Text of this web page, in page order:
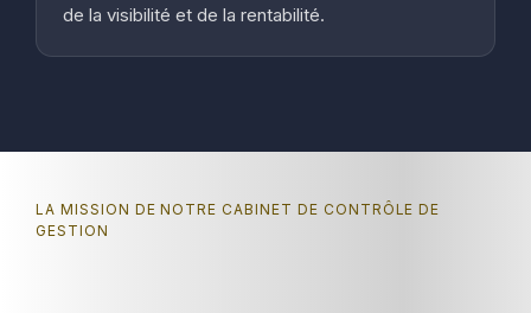
de la visibilité et de la rentabilité.
LA MISSION DE NOTRE CABINET DE CONTRÔLE DE
GESTION